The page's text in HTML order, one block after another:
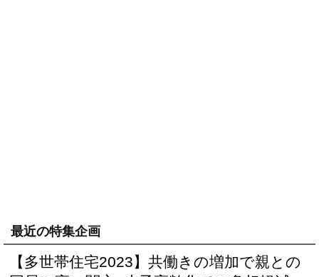
最近の特集企画
【多世帯住宅2023】共働きの増加で親との